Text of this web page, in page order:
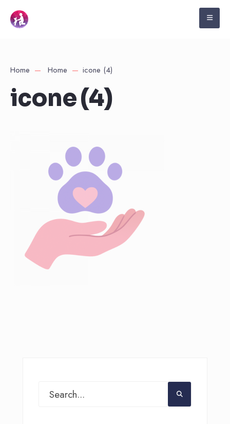
Home Home icone (4)
icone (4)